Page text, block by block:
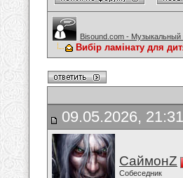
Bisound.com - Музыкальный
Вибір ламінату для
09.05.2026, 21:31
СаймонZ
Собеседник